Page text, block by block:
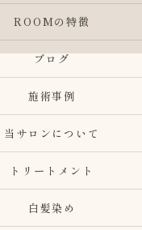
ROOMの特徴
ブログ
施術事例
当サロンについて
トリートメント
白髪染め